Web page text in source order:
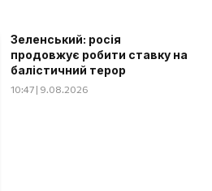
Зеленський: росія
продовжує робити ставку на
балістичний терор
10:47 | 9.08.2026